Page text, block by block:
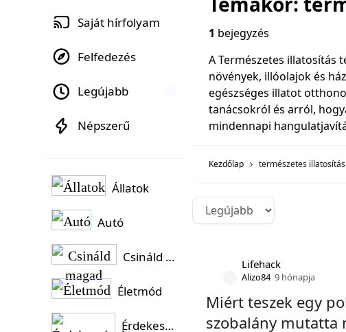
1 bejegyzés
A Természetes illatosítás
növények, illóolajok és
egészséges illatot
tanácsokról és arról,
mindennapi
Kezdőlap természetes illatosítás
Lifehack
Alizo84 9 hónapja
Miért teszek egy
szobalány mutatta
Saját hírfolyam
Felfedezés
Legújabb
Népszerű
Állatok
Autó
Csináld magad
Életmód
Érdekességek